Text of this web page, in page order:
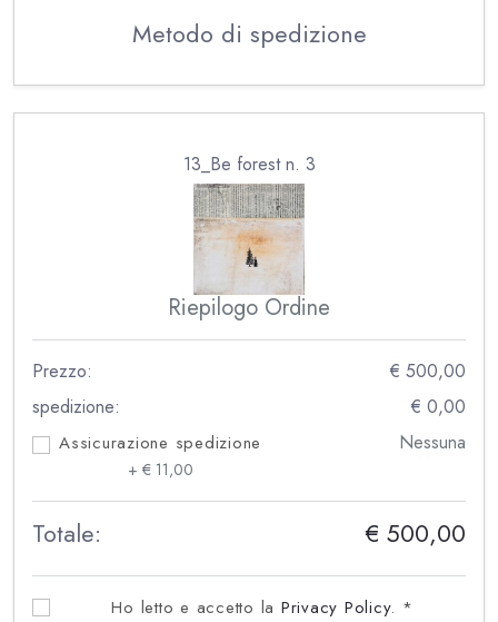
Metodo di spedizione
13_Be forest n. 3
Riepilogo Ordine
Prezzo:
€ 500,00
spedizione:
€ 0,00
Assicurazione spedizione
+ € 11,00
Nessuna
Totale: € 500,00
Ho letto e accetto la Privacy Policy. *